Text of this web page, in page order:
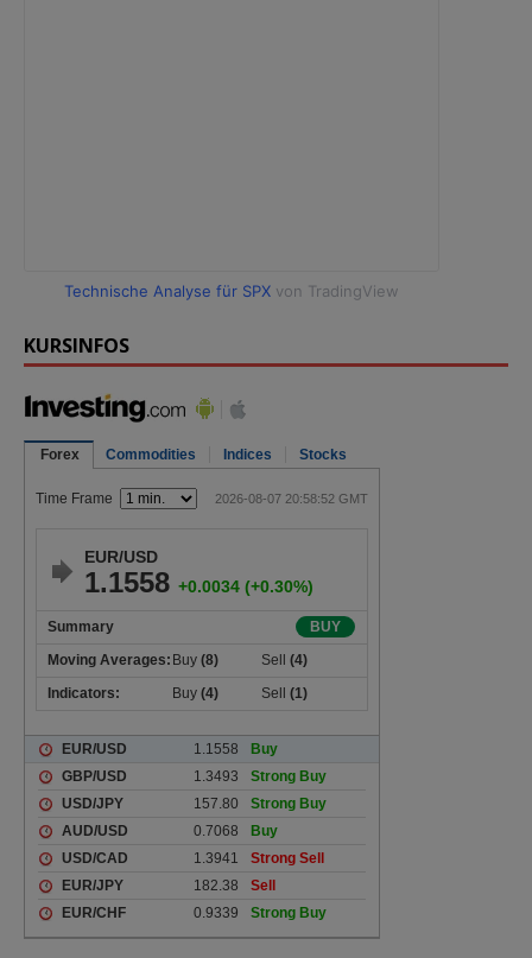
Technische Analyse für SPX von TradingView
KURSINFOS